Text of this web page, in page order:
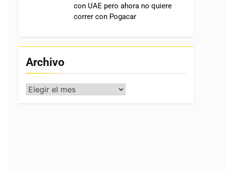
con UAE pero ahora no quiere
correr con Pogacar
Archivo
Archivo